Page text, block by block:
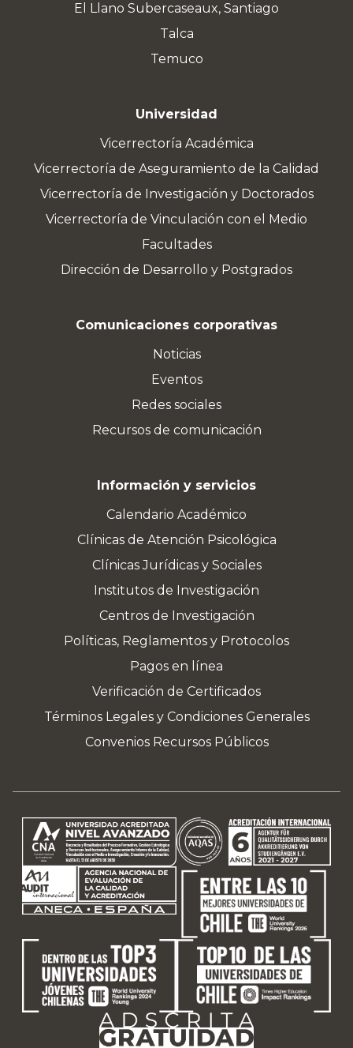
El Llano Subercaseaux, Santiago
Talca
Temuco
Universidad
Vicerrectoría Académica
Vicerrectoría de Aseguramiento de la Calidad
Vicerrectoría de Investigación y Doctorados
Vicerrectoría de Vinculación con el Medio
Facultades
Dirección de Desarrollo y Postgrados
Comunicaciones corporativas
Noticias
Eventos
Redes sociales
Recursos de comunicación
Información y servicios
Calendario Académico
Clínicas de Atención Psicológica
Clínicas Jurídicas y Sociales
Institutos de Investigación
Centros de Investigación
Políticas, Reglamentos y Protocolos
Pagos en línea
Verificación de Certificados
Términos Legales y Condiciones Generales
Convenios Recursos Públicos